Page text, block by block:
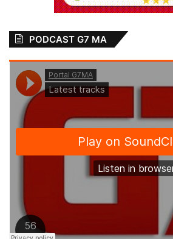
PODCAST G7 MA